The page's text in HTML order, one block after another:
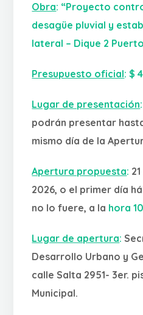
Obra: “Proyecto
desagüe pluvial y
lateral – Dique 2
Presupuesto oficial:$
Lugar de presentación:
podrán presentar
mismo día de la
Apertura propuesta:
2026, o el primer día
no lo fuere, a la hora
Lugar de apertura:
Desarrollo Urbano y
calle Salta 2951- 3er.
Municipal.